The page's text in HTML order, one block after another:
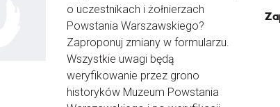
o uczestnikach i żołnierzach
Powstania Warszawskiego?
Zaproponuj zmiany w formularzu.
Wszystkie uwagi będą
weryfikowanie przez grono
historyków Muzeum Powstania